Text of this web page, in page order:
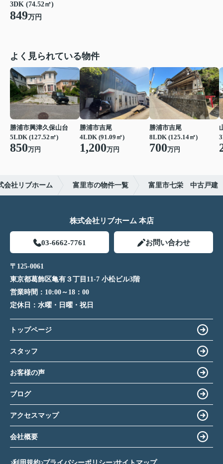
3DK (74.52㎡)
849万円
よく見られている物件
勝浦市興津久保山台
5LDK (127.52㎡)
850万円
勝浦市吉尾
4LDK (91.09㎡)
1,200万円
勝浦市吉尾
8LDK (125.14㎡)
700万円
会社リブホーム 富里市の物件一覧 富里市七栄 中古戸建
株式会社リブホーム 本店
03-6662-7761 お問い合わせ
〒125-0061
東京都葛飾区亀有３丁目11-7 小松ビル3階
営業時間： 10:00～18：00
定休日： 水曜・日曜・祝日
トップページ
スタッフ
お客様の声
ブログ
アクセスマップ
会社概要